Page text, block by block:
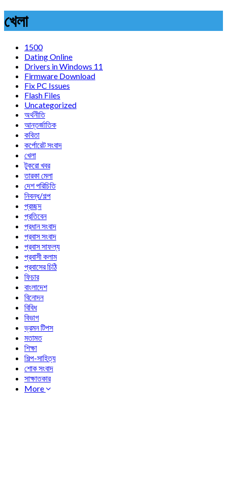
খেলা
1500
Dating Online
Drivers in Windows 11
Firmware Download
Fix PC Issues
Flash Files
Uncategorized
অর্থনীতি
আন্তর্জাতিক
কবিতা
কর্পোরেট সংবাদ
খেলা
টুকরো খবর
তারকা মেলা
দেশ পরিচিতি
নিবন্ধ/গল্প
প্রচ্ছদ
প্রতিবেন
প্রধান সংবাদ
প্রবাস সংবাদ
প্রবাস সাফল্য
প্রবাসী কলাম
প্রবাসের চিঠি
ফিচার
বাংলাদেশ
বিনোদন
বিবিধ
বিভাগ
ভ্রমন টিপস
মতামত
শিক্ষা
শিল্প-সাহিত্য
শোক সংবাদ
সাক্ষাতকার
More